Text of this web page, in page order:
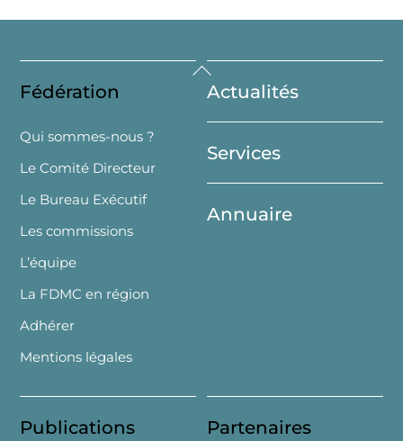
Back
To
Top
Fédération
Qui sommes-nous ?
Le Comité Directeur
Le Bureau Exécutif
Les commissions
L’équipe
La FDMC en région
Adhérer
Mentions légales
Actualités
Services
Annuaire
Publications Partenaires